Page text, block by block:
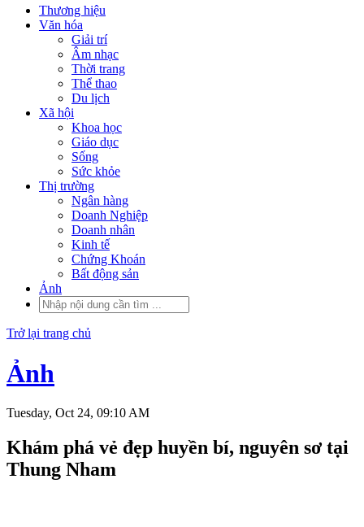
Thương hiệu
Văn hóa
Giải trí
Âm nhạc
Thời trang
Thể thao
Du lịch
Xã hội
Khoa học
Giáo dục
Sống
Sức khỏe
Thị trường
Ngân hàng
Doanh Nghiệp
Doanh nhân
Kinh tế
Chứng Khoán
Bất động sản
Ảnh
Trở lại trang chủ
Ảnh
Tuesday, Oct 24, 09:10 AM
Khám phá vẻ đẹp huyền bí, nguyên sơ tại
Thung Nham